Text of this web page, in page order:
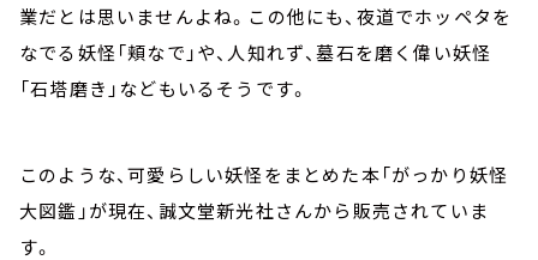
業だとは思いませんよね。この他にも、夜道でホッペタを
なでる妖怪「頬なで」や、人知れず、墓石を磨く偉い妖怪
「石塔磨き」などもいるそうです。
このような、可愛らしい妖怪をまとめた本「がっかり妖怪
大図鑑」が現在、誠文堂新光社さんから販売されていま
す。